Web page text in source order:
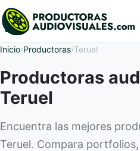
Inicio›Productoras›Teruel
Productoras
Teruel
Encuentra las mejores
Teruel. Compara